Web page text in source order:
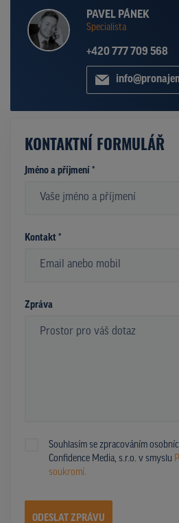
PAVEL PÁNEK
Specialista
+420 777 709 568
KONTAKTNÍ FORMULÁŘ
Jméno a příjmení *
Kontakt *
Zpráva
Souhlasím se zpracováním
Confidence Media, s.r.o. v smyslu
soukromí.
ODESLAT ZPRÁVU